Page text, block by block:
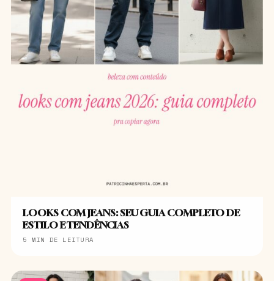
LOOKS COM JEANS: SEU GUIA COMPLETO DE
ESTILO E TENDÊNCIAS
5 MIN DE LEITURA